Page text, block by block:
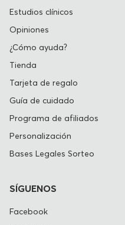
Estudios clínicos
Opiniones
¿Cómo ayuda?
Tienda
Tarjeta de regalo
Guía de cuidado
Programa de afiliados
Personalización
Bases Legales Sorteo
SÍGUENOS
Facebook